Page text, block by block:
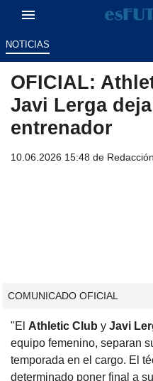
NOTICIAS
OFICIAL:
Javi Lerga
entrenador
10.06.2026 15:48 de
COMUNICADO OFICIAL
"El Athletic Club y Javi
equipo femenino, separan
temporada en el cargo. El
determinado poner final a